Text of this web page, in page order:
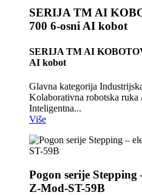
SERIJA TM AI
700 6-osni AI kobot
SERIJA TM AI
AI kobot
Glavna kategorija
Kolaborativna robotska
Inteligentna...
Više
Pogon serije
Z-Mod-ST-59B